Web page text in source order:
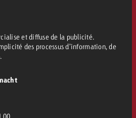
et diffuse de la publicité.
des processus d’information, de
00